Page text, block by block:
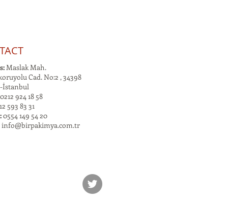
Maslak Mah.
Cad. No:2 , 34398
İstanbul
924 18 58
593 83 31
0554 149 54 20
info@birpakimya.com.tr